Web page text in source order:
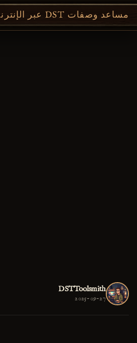
مساعد وصفات DST عبر الإنترنت
DSTToolsmith
2025-09-27